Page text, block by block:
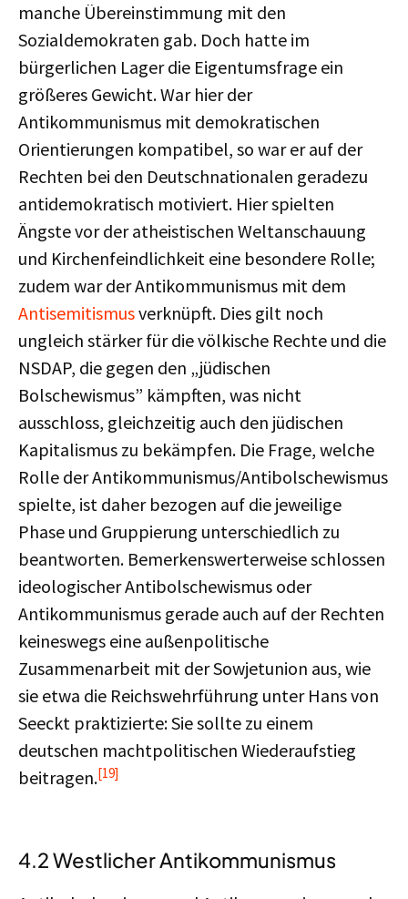
manche Übereinstimmung mit den
Sozialdemokraten gab. Doch hatte im
bürgerlichen Lager die Eigentumsfrage ein
größeres Gewicht. War hier der
Antikommunismus mit demokratischen
Orientierungen kompatibel, so war er auf der
Rechten bei den Deutschnationalen geradezu
antidemokratisch motiviert. Hier spielten
Ängste vor der atheistischen Weltanschauung
und Kirchenfeindlichkeit eine besondere Rolle;
zudem war der Antikommunismus mit dem
Antisemitismusverknüpft. Dies gilt noch
ungleich stärker für die völkische Rechte und die
NSDAP, die gegen den „jüdischen
Bolschewismus” kämpften, was nicht
ausschloss, gleichzeitig auch den jüdischen
Kapitalismus zu bekämpfen. Die Frage, welche
Rolle der Antikommunismus/Antibolschewismus
spielte, ist daher bezogen auf die jeweilige
Phase und Gruppierung unterschiedlich zu
beantworten. Bemerkenswerterweise schlossen
ideologischer Antibolschewismus oder
Antikommunismus gerade auch auf der Rechten
keineswegs eine außenpolitische
Zusammenarbeit mit der Sowjetunion aus, wie
sie etwa die Reichswehrführung unter Hans von
Seeckt praktizierte: Sie sollte zu einem
deutschen machtpolitischen Wiederaufstieg
beitragen.[19]
4.2 Westlicher Antikommunismus